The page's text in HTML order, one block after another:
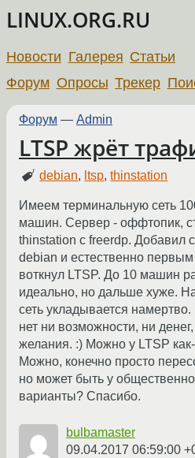
LINUX.ORG.RU
Новости Галерея Статьи
Форум Опросы Трекер
Форум — Admin
LTSP жрёт
debian, ltsp,thinstation
Имеем терминальную сеть
машин. Сервер - оффтопик,
thinstation с freerdp. Добавил
debian и естественно
воткнул LTSP. До 10 машин
идеально, но дальше хуже.
сеть укладывается намертво.
нет ни возможности, ни
желания. :) Можно у LTSP
Можно, конечно просто
но может быть у
варианты? Спасибо.
bulbamaster
09.04.2017 06:59:00